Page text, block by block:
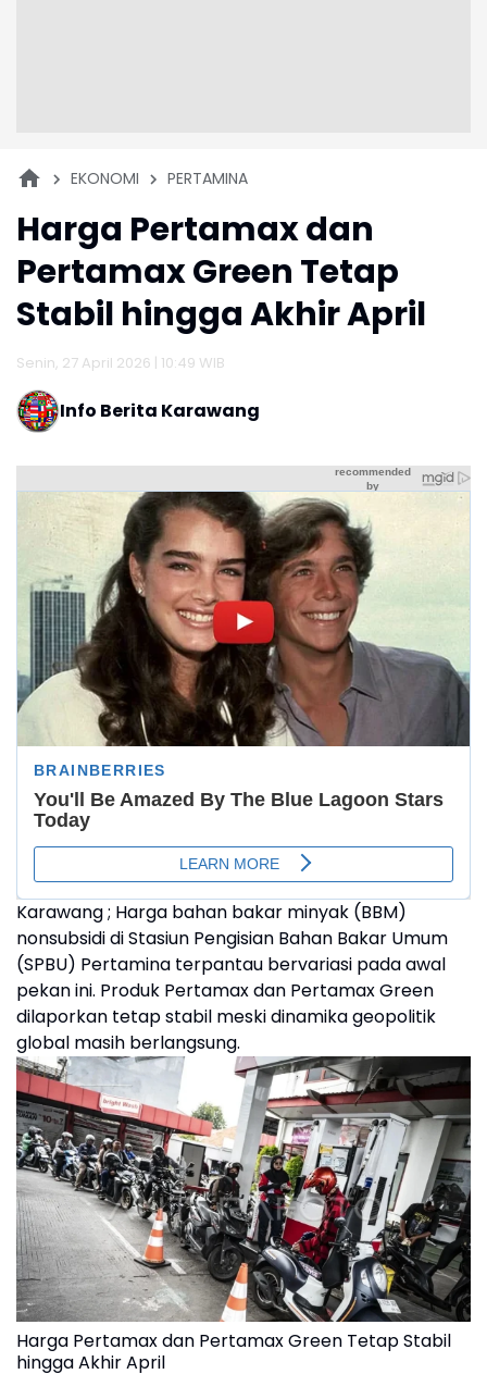
EKONOMI PERTAMINA
Harga Pertamax dan
Pertamax Green Tetap
Stabil hingga Akhir April
Senin, 27 April 2026 | 10:49 WIB
Info Berita Karawang
Karawang ; Harga bahan bakar minyak (BBM)
nonsubsidi di Stasiun Pengisian Bahan Bakar Umum
(SPBU) Pertamina terpantau bervariasi pada awal
pekan ini. Produk Pertamax dan Pertamax Green
dilaporkan tetap stabil meski dinamika geopolitik
global masih berlangsung.
Harga Pertamax dan Pertamax Green Tetap Stabil
hingga Akhir April